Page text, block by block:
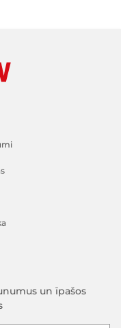
un īpašos